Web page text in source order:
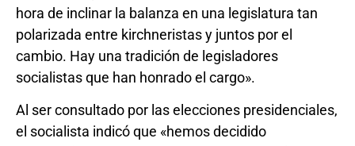
hora de inclinar la balanza en una legislatura tan
polarizada entre kirchneristas y juntos por el
cambio. Hay una tradición de legisladores
socialistas que han honrado el cargo».
Al ser consultado por las elecciones presidenciales,
el socialista indicó que «hemos decidido